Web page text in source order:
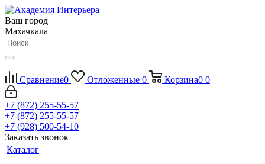
Ваш город
Махачкала
Сравнение0 Отложенные 0 Корзина0 0
+7 (872) 255-55-57
+7 (872) 255-55-57
+7 (928) 500-54-10
Заказать звонок
Каталог